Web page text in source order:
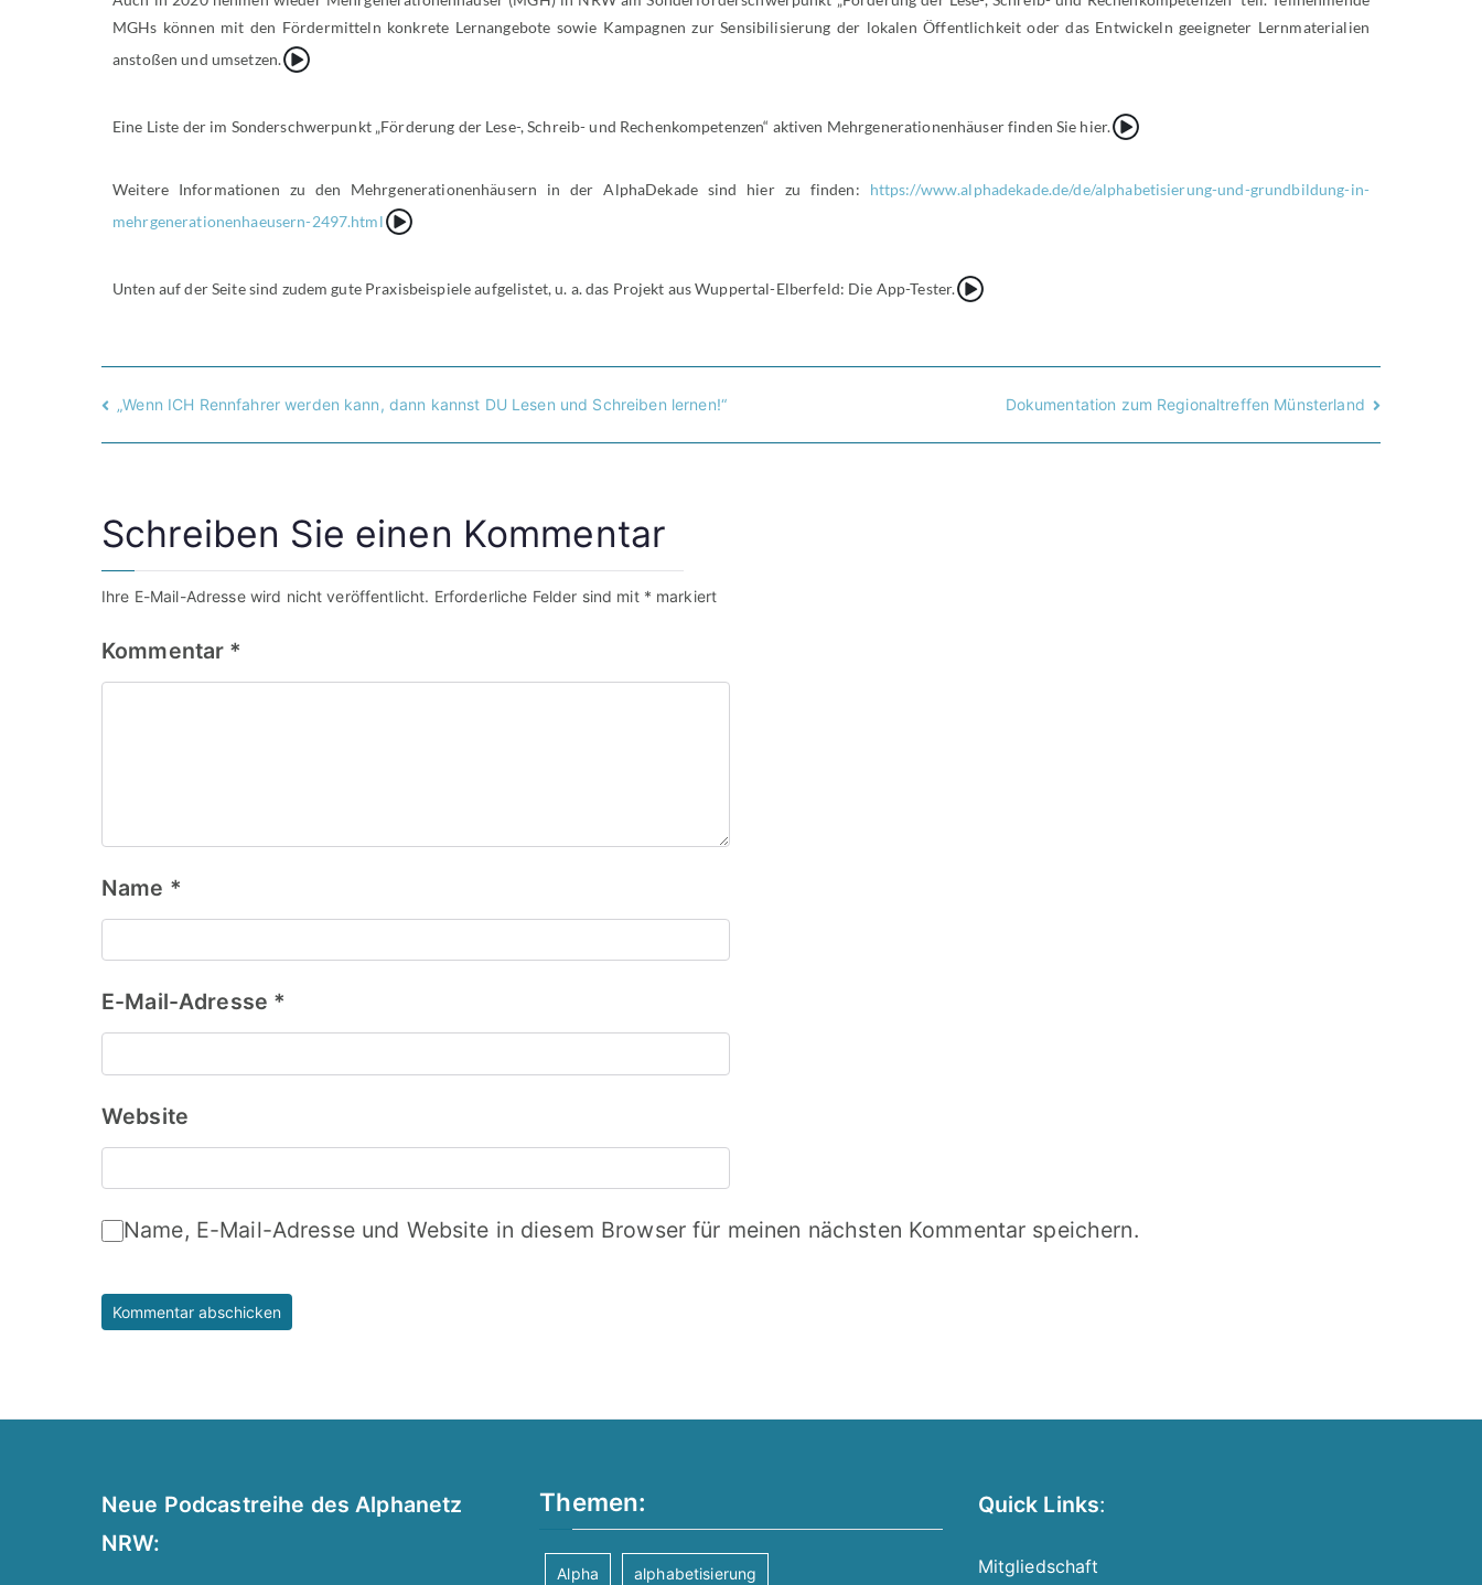
MGHs können mit den Fördermitteln konkrete Lernangebote sowie Kampagnen zur Sensibilisierung der lokalen Öffentlichkeit oder das Entwickeln geeigneter Lernmaterialien
anstoßen und umsetzen.
{Play}
Eine Liste der im Sonderschwerpunkt „Förderung der Lese-, Schreib- und Rechenkompetenzen“ aktiven Mehrgenerationenhäuser finden Sie hier.
{Play}
Weitere Informationen zu den Mehrgenerationenhäusern in der AlphaDekade sind hier zu finden: https://www.alphadekade.de/de/alphabetisierung-und-grundbildung-in-
mehrgenerationenhaeusern-2497.html
{Play}
Unten auf der Seite sind zudem gute Praxisbeispiele aufgelistet, u. a. das Projekt aus Wuppertal-Elberfeld: Die App-Tester.
{Play}
„Wenn ICH Rennfahrer werden kann, dann kannst DU Lesen und Schreiben lernen!“ Dokumentation zum Regionaltreffen Münsterland
Schreiben Sie einen Kommentar
Ihre E-Mail-Adresse wird nicht veröffentlicht. Erforderliche Felder sind mit * markiert
Kommentar *
Name *
E-Mail-Adresse *
Website
Name, E-Mail-Adresse und Website in diesem Browser für meinen nächsten Kommentar speichern.
Neue Podcastreihe des Alphanetz
NRW:
Themen:
Alpha alphabetisierung
Quick Links:
Mitgliedschaft